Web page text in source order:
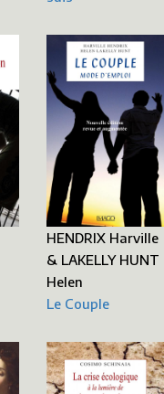
HENDRIX Harville
& LAKELLY HUNT
Helen
Le Couple